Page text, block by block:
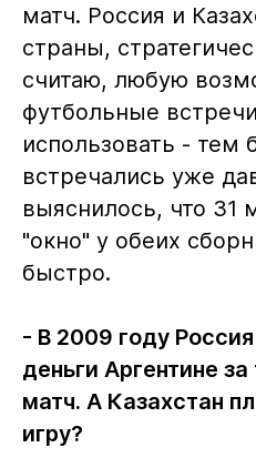
матч. Россия и
страны,
считаю, любую
футбольные
использовать - тем
встречались уже
выяснилось, что 31
"окно" у обеих
быстро.
- В 2009 году
деньги Аргентине
матч. А Казахстан
игру?